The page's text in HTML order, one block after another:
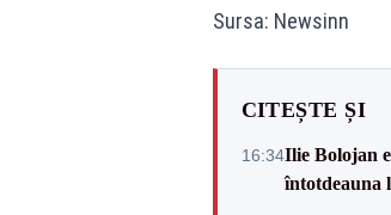
Sursa: Newsinn
CITEȘTE ȘI
16:34Ilie Bolojan
întotdeauna